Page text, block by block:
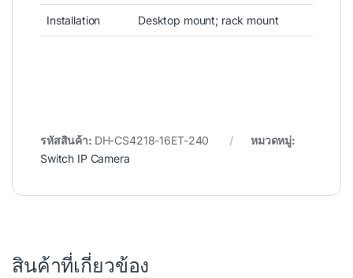
Installation Desktop mount; rack mount
รหัสสินค้า: DH-CS4218-16ET-240
หมวดหมู่:
Switch IP Camera
สินค้าที่เกี่ยวข้อง